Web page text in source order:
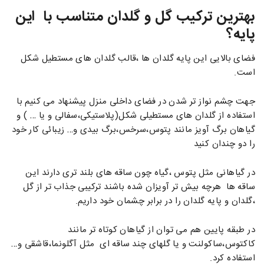
بهترین ترکیب گل و گلدان متناسب با این
پایه؟
فضای بالایی این پایه گلدان ها ،قالب گلدان های مستطیل شکل
است.
جهت چشم نواز تر شدن در فضای داخلی منزل پیشنهاد می کنیم با
استفاده از گلدان های مستطیلی شکل(پلاستیکی،سفالی و یا … ) و
گیاهان برگ آویز مانند پتوس،سرخس،برگ بیدی و… زیبائی کار خود
را دو چندان کنید
در گیاهانی مثل پتوس ،گیاه چون ساقه های بلند تری دارند این
ساقه ها هرچه بیش تر آویزان شده باشند ترکیبی جذاب تر از گل
،گلدان و پایه گلدان را در برابر چشمان خود داریم.
در طبقه پایین هم می توان از گیاهان کوتاه تر مانند
کاکتوس،ساکولنت و یا گلهای چند ساقه ای مثل آگلونما،قاشقی و…
استفاده کرد.